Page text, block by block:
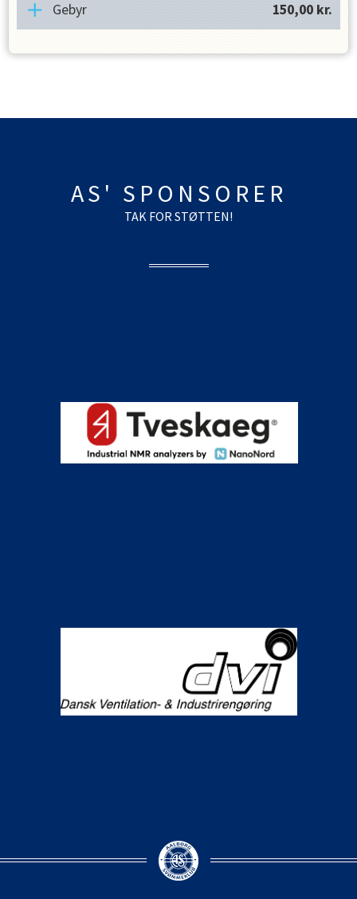
Gebyr 150,00 kr.
AS' SPONSORER
TAK FOR STØTTEN!